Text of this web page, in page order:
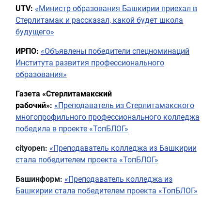
UTV: «Министр образования Башкирии приехал в
Стерлитамак и рассказал, какой будет школа
будущего»
ИРПО: «Объявлены победители спецноминаций
Института развития профессионального
образования»
Газета «Стерлитамакский
рабочий»: «Преподаватель из Стерлитамакского
многопрофильного профессионального колледжа
победила в проекте «ТопБЛОГ»
cityopen: «Преподаватель колледжа из Башкирии
стала победителем проекта «ТопБЛОГ»
Башинформ: «Преподаватель колледжа из
Башкирии стала победителем проекта «ТопБЛОГ»